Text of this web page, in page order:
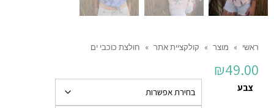
ראשי » מוצר » קולקציית אתר » חולצת כוכבי ים
₪49.00
צבע